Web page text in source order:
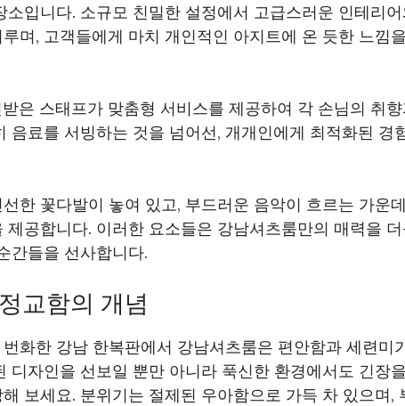
입니다. 소규모 친밀한 설정에서 고급스러운 인테리
며, 고객들에게 마치 개인적인 아지트에 온 듯한 느낌
은 스태프가 맞춤형 서비스를 제공하여 각 손님의 취
음료를 서빙하는 것을 넘어선, 개개인에게 최적화된 경
한 꽃다발이 놓여 있고, 부드러운 음악이 흐르는 가운
공합니다. 이러한 요소들은 강남셔츠룸만의 매력을
간들을 선사합니다.
교함의 개념
화한 강남 한복판에서 강남셔츠룸은 편안함과 세련미
디자인을 선보일 뿐만 아니라 푹신한 환경에서도 긴장
보세요. 분위기는 절제된 우아함으로 가득 차 있으며,